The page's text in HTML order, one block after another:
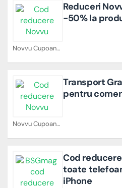
Novvu Cupoane
Reduceri
-50% la
Novvu Cupoane
Transport
pentru
Cod
toate
iPhone